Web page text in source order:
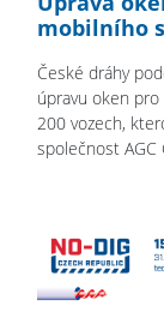
mobilního
České dráhy
úpravu oken
200 vozech,
společnost AGC